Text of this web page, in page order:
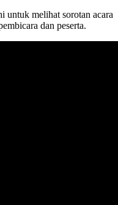
untuk melihat sorotan acara
dan peserta.